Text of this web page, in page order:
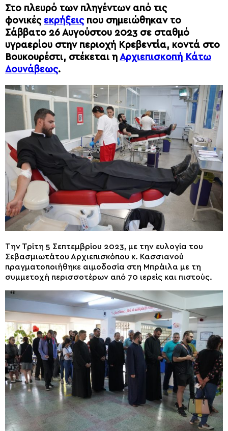
Στο πλευρό των πληγέντων από τις
φονικές εκρήξεις που σημειώθηκαν το
Σάββατο 26 Αυγούστου 2023 σε σταθμό
υγραερίου στην περιοχή Κρεβεντία, κοντά στο
Βουκουρέστι, στέκεται η Αρχιεπισκοπή Κάτω
Δουνάβεως.
Την Τρίτη 5 Σεπτεμβρίου 2023, με την ευλογία του
Σεβασμιωτάτου Αρχιεπισκόπου κ. Κασσιανού
πραγματοποιήθηκε αιμοδοσία στη Μπράιλα με τη
συμμετοχή περισσοτέρων από 70 ιερείς και πιστούς.